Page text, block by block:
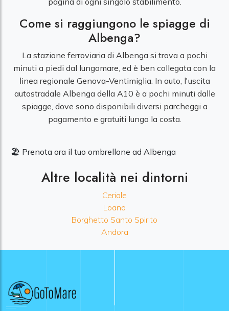
Come si raggiungono le spiagge di
Albenga?
La stazione ferroviaria di Albenga si trova a pochi
minuti a piedi dal lungomare, ed è ben collegata con la
linea regionale Genova-Ventimiglia. In auto, l'uscita
autostradale Albenga della A10 è a pochi minuti dalle
spiagge, dove sono disponibili diversi parcheggi a
pagamento e gratuiti lungo la costa.
🏖️ Prenota ora il tuo ombrellone ad Albenga
Altre località nei dintorni
Ceriale
Loano
Borghetto Santo Spirito
Andora